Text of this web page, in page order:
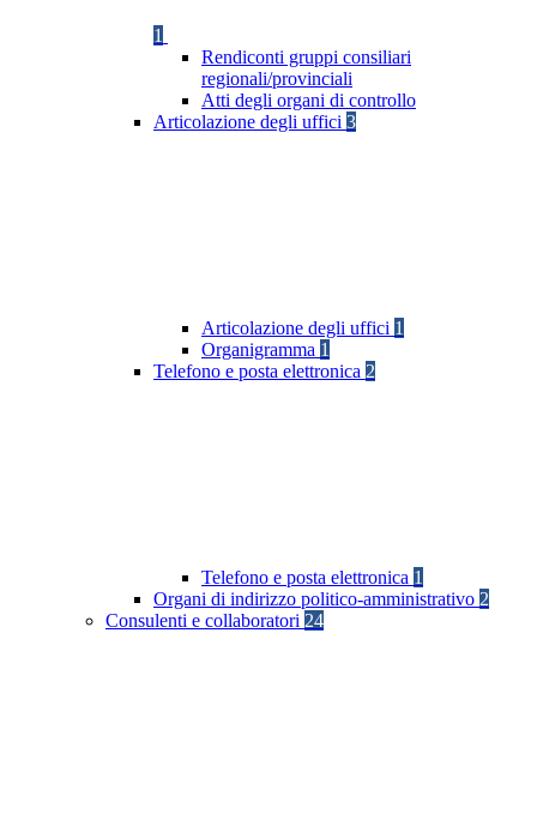
1
Rendiconti gruppi consiliari
regionali/provinciali
Atti degli organi di controllo
Articolazione degli uffici 3
Articolazione degli uffici 1
Organigramma 1
Telefono e posta elettronica 2
Telefono e posta elettronica 1
Organi di indirizzo politico-amministrativo 2
Consulenti e collaboratori 24